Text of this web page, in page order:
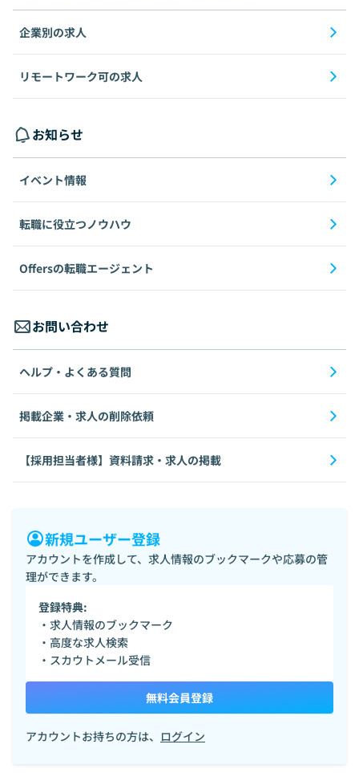
企業別の求人
リモートワーク可の求人
お知らせ
イベント情報
転職に役立つノウハウ
Offersの転職エージェント
お問い合わせ
ヘルプ・よくある質問
掲載企業・求人の削除依頼
【採用担当者様】資料請求・求人の掲載
新規ユーザー登録
アカウントを作成して、求人情報のブックマークや応募の管
理ができます。
登録特典:
・求人情報のブックマーク
・高度な求人検索
・スカウトメール受信
無料会員登録
アカウントお持ちの方は、 ログイン